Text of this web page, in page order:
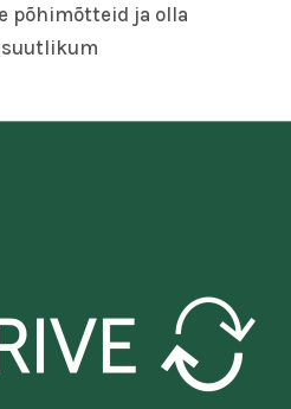
põhimõtteid ja olla